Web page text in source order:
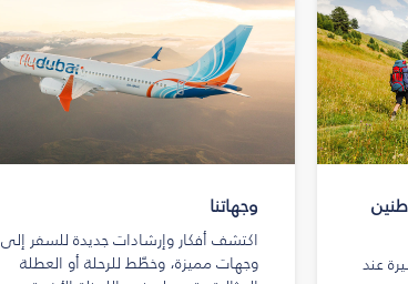
عند
وجهاتنا
اكتشف أفكار وإرشادات جديدة للسفر إلى
وجهات مميزة، وخطّط للرحلة أو العطلة